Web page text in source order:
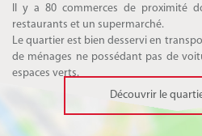
Il y a 80 commerces de proximité
restaurants et un supermarché.
Le quartier est bien desservi en
de ménages ne possédant pas de
espaces verts.
Découvrir le